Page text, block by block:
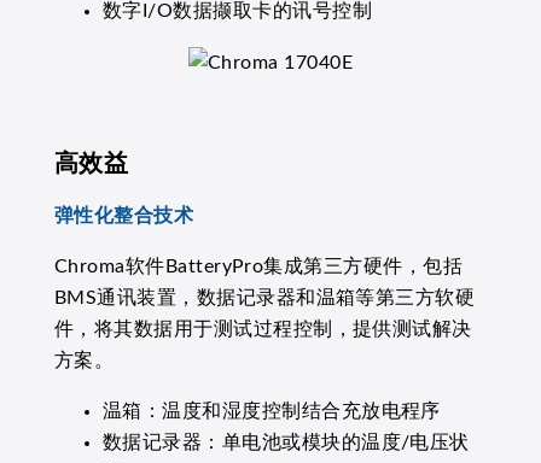
数字I/O数据撷取卡的讯号控制
高效益
弹性化整合技术
Chroma软件BatteryPro集成第三方硬件，包括
BMS通讯装置，数据记录器和温箱等第三方软硬
件，将其数据用于测试过程控制，提供测试解决
方案。
温箱：温度和湿度控制结合充放电程序
数据记录器：单电池或模块的温度/电压状